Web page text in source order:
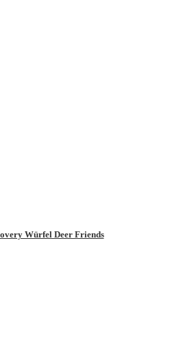
Würfel Deer Friends